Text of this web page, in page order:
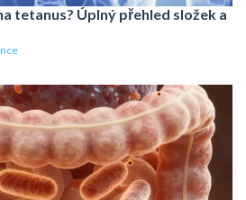
tetanus? Úplný přehled složek a